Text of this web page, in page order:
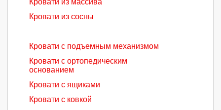
Кровати из массива
Кровати из сосны
Кровати с подъемным механизмом
Кровати с ортопедическим
основанием
Кровати с ящиками
Кровати с ковкой